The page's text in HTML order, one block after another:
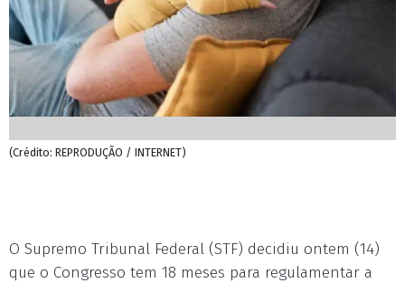
(Crédito: REPRODUÇÃO / INTERNET)
O Supremo Tribunal Federal (STF) decidiu ontem (14)
que o Congresso tem 18 meses para regulamentar a